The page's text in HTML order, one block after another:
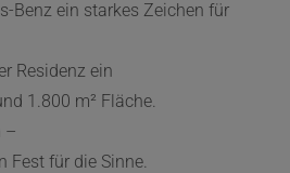
Benz ein starkes Zeichen für
Residenz ein
1.800 m² Fläche.
–
Fest für die Sinne.